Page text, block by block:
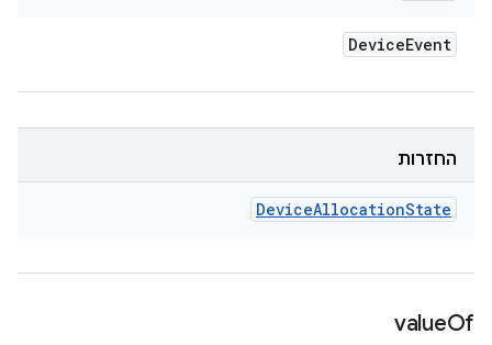
DeviceEvent
החזרות
DeviceAllocationState
valueOf